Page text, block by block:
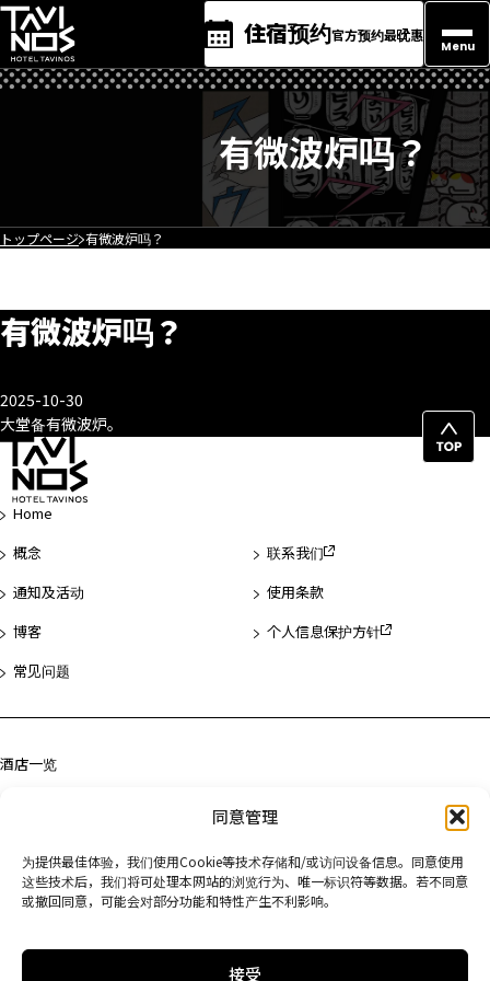
同意管理
为提供最佳体验，我们使用Cookie等技术存储和/或访问设备信息。同意使用
这些技术后，我们将可处理本网站的浏览行为、唯一标识符等数据。若不同意
或撤回同意，可能会对部分功能和特性产生不利影响。
接受
住宿预约官方预约最优惠
Menu
有微波炉吗？
トップページ 有微波炉吗？
有微波炉吗？
2025-10-30
大堂备有微波炉。
返
Home
概念
通知及活动
博客
常见问题
联系我们
使用条款
个人信息保护方针
酒店一览
京都